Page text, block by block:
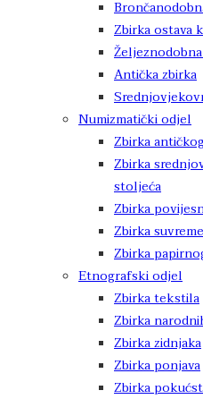
Zbirka ostava
Antička zbirka
Numizmatički odjel
Zbirka
Zbirka
stoljeća
Zbirka
Zbirka
Zbirka
Etnografski odjel
Zbirka tekstila
Zbirka
Zbirka zidnjaka
Zbirka ponjava
Zbirka